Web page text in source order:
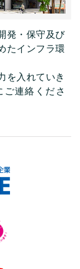
発・保守及び
たインフラ環
を入れていき
ご連絡くださ